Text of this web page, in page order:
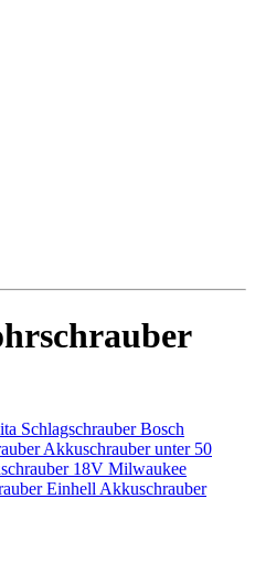
SchlagschrauberBosch
Akkuschrauber unter 50
18V Milwaukee
Einhell Akkuschrauber